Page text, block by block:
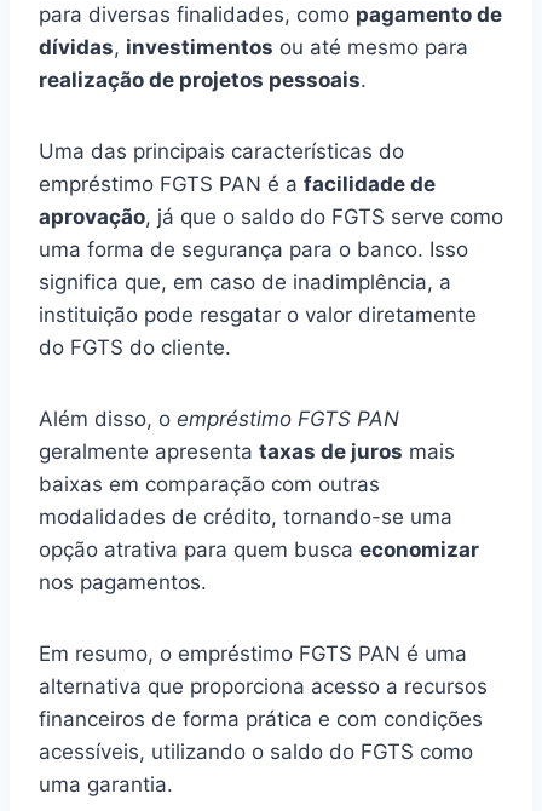
para diversas finalidades, como pagamento de
dívidas, investimentos ou até mesmo para
realização de projetos pessoais.
Uma das principais características do
empréstimo FGTS PAN é a facilidade de
aprovação, já que o saldo do FGTS serve como
uma forma de segurança para o banco. Isso
significa que, em caso de inadimplência, a
instituição pode resgatar o valor diretamente
do FGTS do cliente.
Além disso, o empréstimo FGTS PAN
geralmente apresenta taxas de juros mais
baixas em comparação com outras
modalidades de crédito, tornando-se uma
opção atrativa para quem busca economizar
nos pagamentos.
Em resumo, o empréstimo FGTS PAN é uma
alternativa que proporciona acesso a recursos
financeiros de forma prática e com condições
acessíveis, utilizando o saldo do FGTS como
uma garantia.